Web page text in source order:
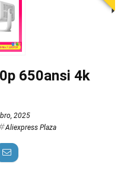
650ansi 4k
2025
Aliexpress Plaza